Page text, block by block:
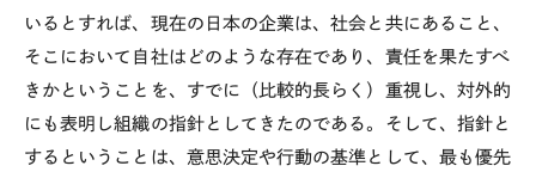
いるとすれば、現在の日本の企業は、社会と共にあること、
そこにおいて自社はどのような存在であり、責任を果たすべ
きかということを、すでに（比較的長らく）重視し、対外的
にも表明し組織の指針としてきたのである。そして、指針と
するということは、意思決定や行動の基準として、最も優先